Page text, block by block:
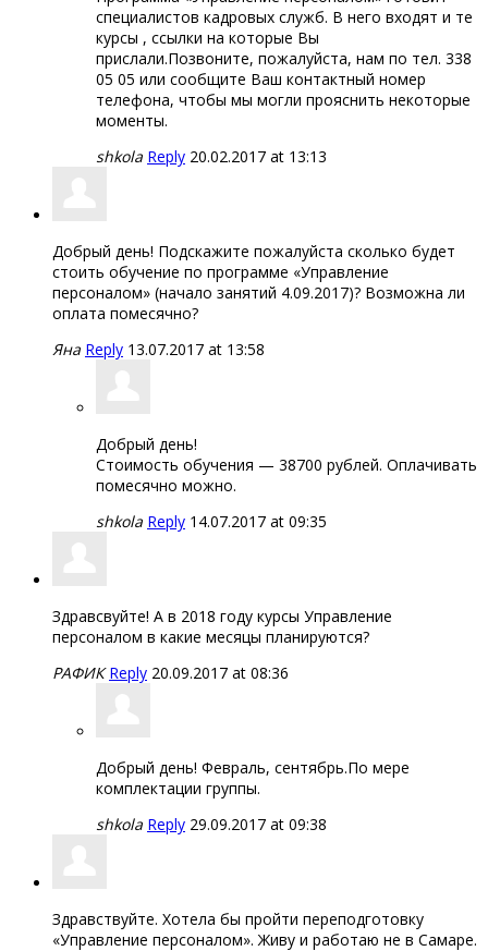
специалистов кадровых служб. В него входят и те
курсы , ссылки на которые Вы
прислали.Позвоните, пожалуйста, нам по тел. 338
05 05 или сообщите Ваш контактный номер
телефона, чтобы мы могли прояснить некоторые
моменты.
shkola Reply 20.02.2017 at 13:13
Добрый день! Подскажите пожалуйста сколько будет
стоить обучение по программе «Управление
персоналом» (начало занятий 4.09.2017)? Возможна ли
оплата помесячно?
Яна Reply 13.07.2017 at 13:58
Добрый день!
Стоимость обучения — 38700 рублей. Оплачивать
помесячно можно.
shkola Reply 14.07.2017 at 09:35
Здравсвуйте! А в 2018 году курсы Управление
персоналом в какие месяцы планируются?
РАФИК Reply 20.09.2017 at 08:36
Добрый день! Февраль, сентябрь.По мере
комплектации группы.
shkola Reply 29.09.2017 at 09:38
Здравствуйте. Хотела бы пройти переподготовку
«Управление персоналом». Живу и работаю не в Самаре.